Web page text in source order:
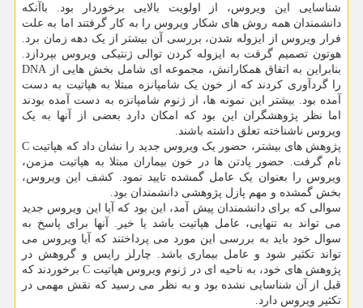
شناسایی این ویروس، از اولویت بالایی برخوردار بود. باآنکه
دانشمندان همه روش های شکار ویروس را به کار گرفتند اما به علت
فرار ویروس از ایزوله شدن، بررسی آن بیشتر از یک دهه زمان برد.
هوتون تصمیم گرفت به ایزوله کردن توالی ژنتیکی ویروس بپردازد.
بنابراین به اتفاق همکارانش، مجموعه ای شامل بخش هایی از DNA
را گردآوری کردند که از خون یک شامپانزه مبتلا به هپاتیت به دست
آمده بود. بیشتر این نمونه ها، از ژنوم شامپانزه به دست آمده بودند
اما نظر پژوهشگران این بود که امکان دارد بعضی از آنها به یک
ویروس ناشناخته تعلق داشته باشند.
پژوهش های بیشتر، حضور یک ویروس جدید را نشان داد که هپاتیت C
نام گرفت. حضور پادتن ها در خون بیماران مبتلا به هپاتیت مزمن،
ویروس را بعنوان یک عامل گمشده تایید نمود. کشف این ویروس،
بخش گمشده و مهم پازل پژوهشی دانشمندان بود.
سوالی که برای دانشمندان پیش آمد، این بود که آیا این ویروس جدید
می تواند به تنهایی، عامل هپاتیت باشد یا خیر. آنها برای پاسخ به
سوال خود باید به بررسی این مورد می پرداختند که آیا ویروس می
تواند تکثیر شود و عامل بیماری باشد. چارلز رایس و گروهش در
پژوهش های خود، به ناحیه ای در ژنوم ویروس هپاتیت C برخوردند که
قبل از آن شناسایی نشده بود و به نظر می رسید که نقش مهمی در
تکثیر ویروس دارد.